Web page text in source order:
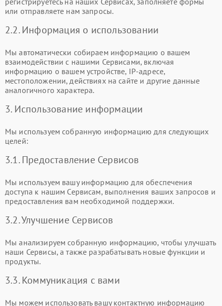
или отправляете нам запросы.
2.2. Информация о использовании
Мы автоматически собираем информацию о вашем
взаимодействии с нашими Сервисами, включая
информацию о вашем устройстве, IP-адресе,
местоположении, действиях на сайте и другие данные
аналогичного характера.
3. Использование информации
Мы используем собранную информацию для следующих
целей:
3.1. Предоставление Сервисов
Мы используем вашу информацию для обеспечения
доступа к нашим Сервисам, выполнения ваших запросов и
предоставления вам необходимой поддержки.
3.2. Улучшение Сервисов
Мы анализируем собранную информацию, чтобы улучшать
наши Сервисы, а также разрабатывать новые функции и
продукты.
3.3. Коммуникация с вами
Мы можем использовать вашу контактную информацию